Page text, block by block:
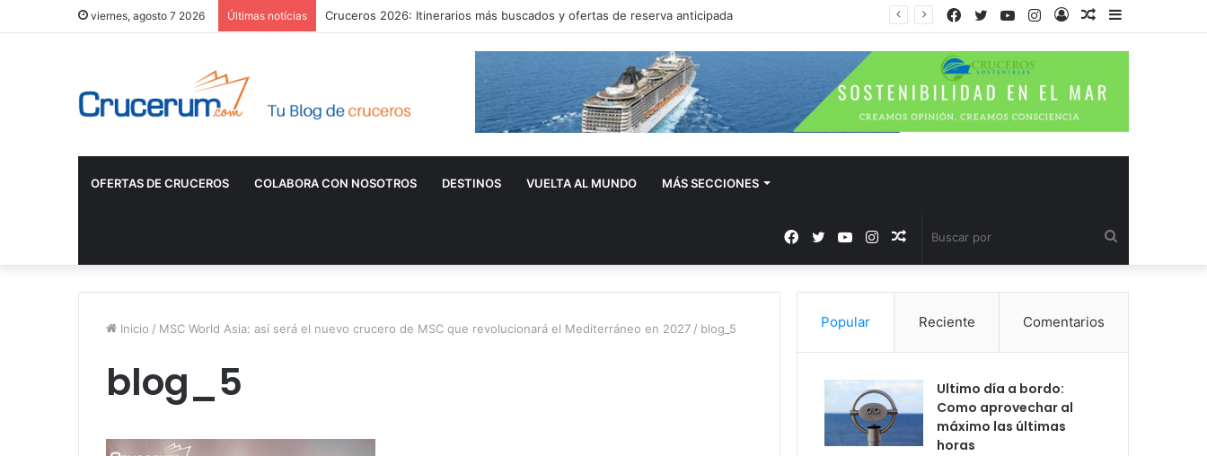
viernes, agosto 7 2026 Últimas notícias Cruceros 2026: Itinerarios más buscados y ofertas de reserva anticipada
Barra
Publicación
Acceso
Instagram
YouTube
Twitter
Facebook
OFERTAS DE CRUCEROS COLABORA CON NOSOTROS DESTINOS VUELTA AL MUNDO MÁS SECCIONES
por
Publicación
al
Instagram
YouTube
Twitter
Facebook
Inicio / MSC World Asia: así será el nuevo crucero de MSC que revolucionará el Mediterráneo en 2027 / blog_5
blog_5
Popular Reciente Comentarios
Ultimo día a bordo:
Como aprovechar al
máximo las últimas
horas